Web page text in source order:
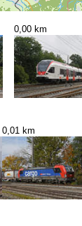
0,00 km
0,01 km